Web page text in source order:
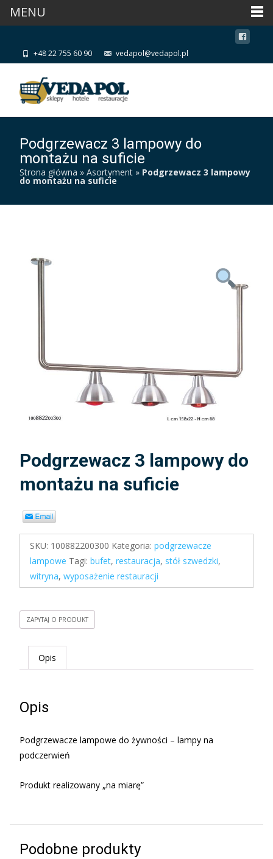
+48 22 755 60 90 vedapol@vedapol.pl
Podgrzewacz 3 lampowy do
montażu na suficie
Strona główna » Asortyment » Podgrzewacz 3 lampowy
do montażu na suficie
Podgrzewacz 3 lampowy do
montażu na suficie
SKU: 100882200300 Kategoria: podgrzewacze
lampowe Tagi: bufet, restauracja, stół szwedzki,
witryna, wyposażenie restauracji
ZAPYTAJ O PRODUKT
Opis
Opis
Podgrzewacze lampowe do żywności – lampy na
podczerwień
Produkt realizowany „na miarę”
Podobne produkty
MENU